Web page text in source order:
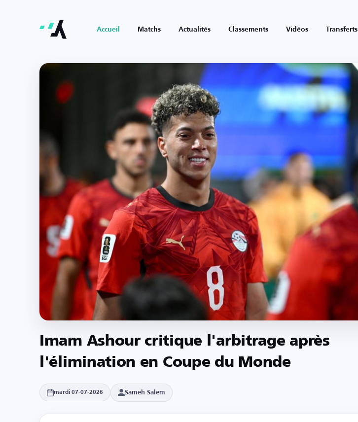
Accueil Matchs Actualités Classements Vidéos Transferts
Imam Ashour critique l'arbitrage après
l'élimination en Coupe du Monde
mardi 07-07-2026 Sameh Salem